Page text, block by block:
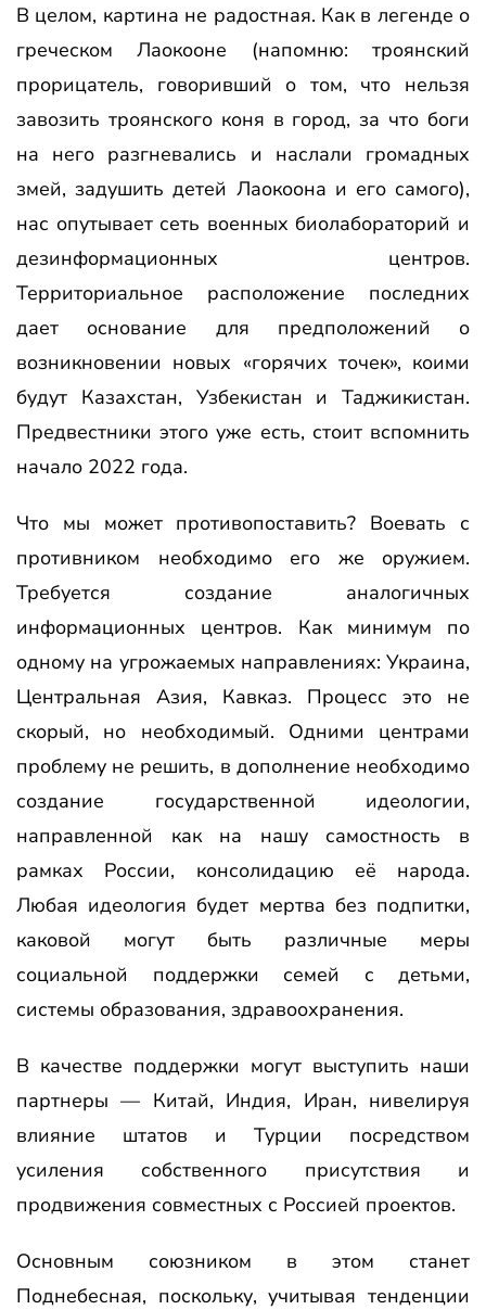
В целом, картина не радостная. Как в легенде о
греческом Лаокооне (напомню: троянский
прорицатель, говоривший о том, что нельзя
завозить троянского коня в город, за что боги
на него разгневались и наслали громадных
змей, задушить детей Лаокоона и его самого),
нас опутывает сеть военных биолабораторий и
дезинформационных центров.
Территориальное расположение последних
дает основание для предположений о
возникновении новых «горячих точек», коими
будут Казахстан, Узбекистан и Таджикистан.
Предвестники этого уже есть, стоит вспомнить
начало 2022 года.
Что мы может противопоставить? Воевать с
противником необходимо его же оружием.
Требуется создание аналогичных
информационных центров. Как минимум по
одному на угрожаемых направлениях: Украина,
Центральная Азия, Кавказ. Процесс это не
скорый, но необходимый. Одними центрами
проблему не решить, в дополнение необходимо
создание государственной идеологии,
направленной как на нашу самостность в
рамках России, консолидацию её народа.
Любая идеология будет мертва без подпитки,
каковой могут быть различные меры
социальной поддержки семей с детьми,
системы образования, здравоохранения.
В качестве поддержки могут выступить наши
партнеры — Китай, Индия, Иран, нивелируя
влияние штатов и Турции посредством
усиления собственного присутствия и
продвижения совместных с Россией проектов.
Основным союзником в этом станет
Поднебесная, поскольку, учитывая тенденции